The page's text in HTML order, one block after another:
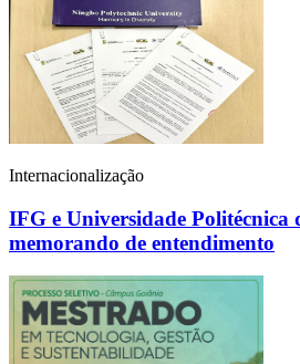
Internacionalização
IFG e Universidade Politécnica
memorando de entendimento